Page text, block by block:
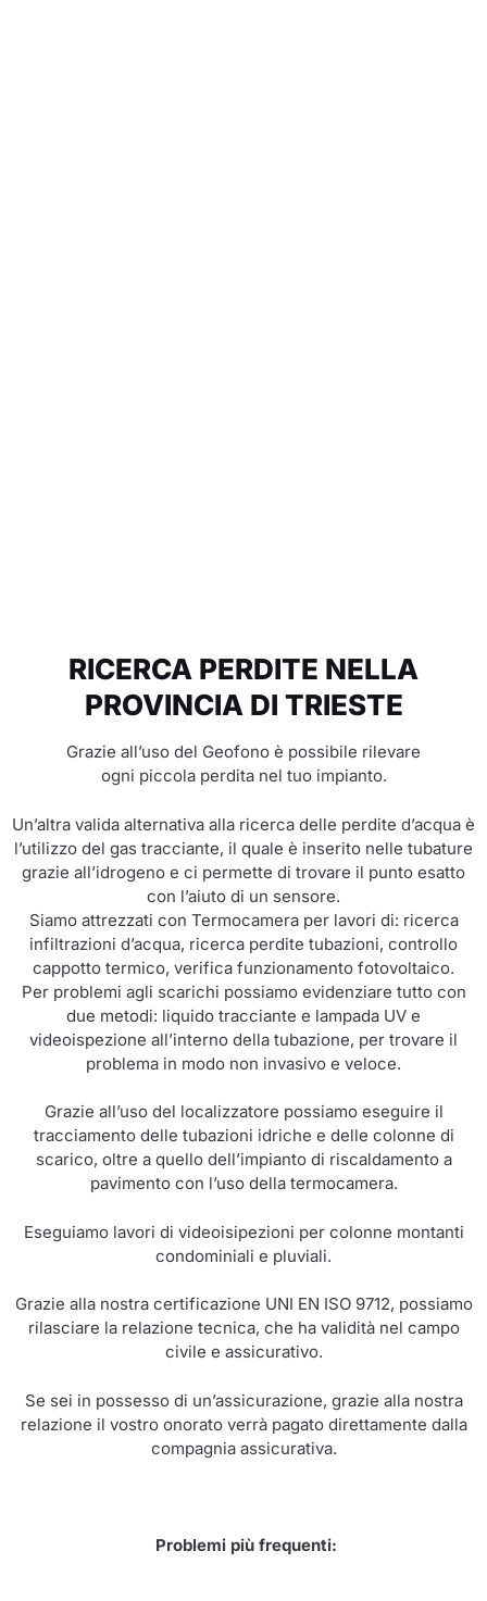
RICERCA PERDITE NELLA
PROVINCIA DI TRIESTE
Grazie all’uso del Geofono è possibile rilevare
ogni piccola perdita nel tuo impianto.
Un’altra valida alternativa alla ricerca delle perdite d’acqua è
l’utilizzo del gas tracciante, il quale è inserito nelle tubature
grazie all’idrogeno e ci permette di trovare il punto esatto
con l’aiuto di un sensore.
Siamo attrezzati con Termocamera per lavori di: ricerca
infiltrazioni d’acqua, ricerca perdite tubazioni, controllo
cappotto termico, verifica funzionamento fotovoltaico.
Per problemi agli scarichi possiamo evidenziare tutto con
due metodi: liquido tracciante e lampada UV e
videoispezione all’interno della tubazione, per trovare il
problema in modo non invasivo e veloce.
Grazie all’uso del localizzatore possiamo eseguire il
tracciamento delle tubazioni idriche e delle colonne di
scarico, oltre a quello dell’impianto di riscaldamento a
pavimento con l’uso della termocamera.
Eseguiamo lavori di videoisipezioni per colonne montanti
condominiali e pluviali.
Grazie alla nostra certificazione UNI EN ISO 9712, possiamo
rilasciare la relazione tecnica, che ha validità nel campo
civile e assicurativo.
Se sei in possesso di un’assicurazione, grazie alla nostra
relazione il vostro onorato verrà pagato direttamente dalla
compagnia assicurativa.
Problemi più frequenti: